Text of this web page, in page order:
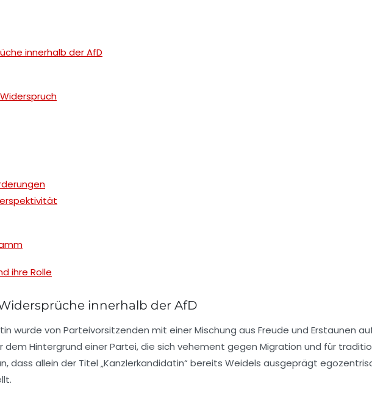
innerhalb der AfD
ihre Rolle
innerhalb der AfD
wurde von Parteivorsitzenden mit einer Mischung aus Freude und Erstaunen
dem Hintergrund einer Partei, die sich vehement gegen Migration und für
dass allein der Titel „Kanzlerkandidatin“ bereits Weidels ausgeprägt